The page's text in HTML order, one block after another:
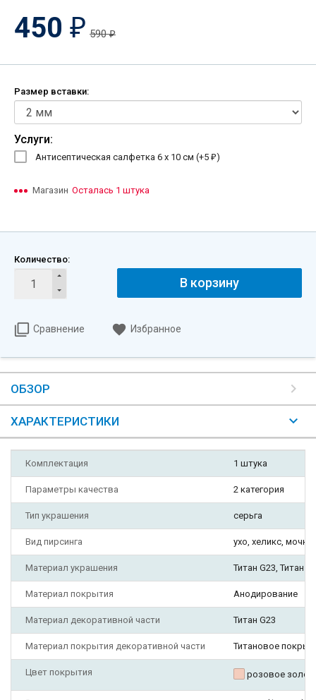
450 ₽ 590₽
Размер вставки:
Услуги:
Антисептическая салфетка 6 х 10 см (+5 ₽)
Магазин Осталась 1 штука
Количество:
В корзину
Сравнение Избранное
ОБЗОР
ХАРАКТЕРИСТИКИ
Комплектация 1 штука
Параметры качества 2 категория
Тип украшения серьга
Вид пирсинга ухо, хеликс, мочка
Материал украшения Титан G23, Титан
Материал покрытия Анодирование
Материал декоративной части Титан G23
Материал покрытия декоративной части Титановое
Цвет покрытия розовое